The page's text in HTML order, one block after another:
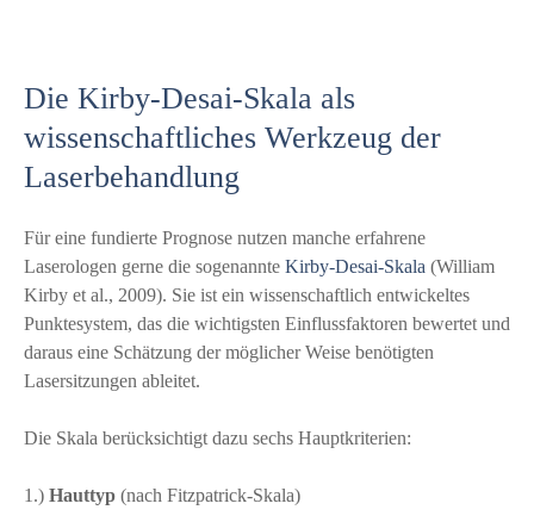
Die Kirby-Desai-Skala als
wissenschaftliches Werkzeug der
Laserbehandlung
Für eine fundierte Prognose nutzen manche erfahrene
Laserologen gerne die sogenannte Kirby-Desai-Skala (William
Kirby et al., 2009). Sie ist ein wissenschaftlich entwickeltes
Punktesystem, das die wichtigsten Einflussfaktoren bewertet und
daraus eine Schätzung der möglicher Weise benötigten
Lasersitzungen ableitet.
Die Skala berücksichtigt dazu sechs Hauptkriterien:
1.) Hauttyp (nach Fitzpatrick-Skala)